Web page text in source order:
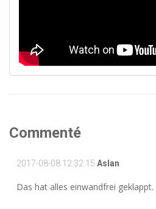
Commenté
2017-08-08 12:32:15 Aslan
Das hat alles einwandfrei